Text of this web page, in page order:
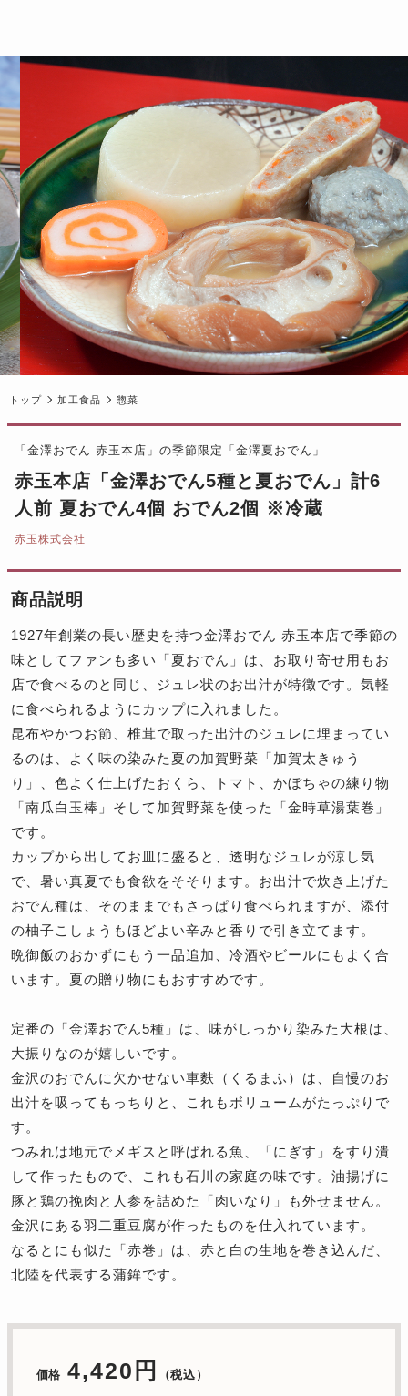
トップ 加工食品 惣菜
「金澤おでん 赤玉本店」の季節限定「金澤夏おでん」
赤玉本店「金澤おでん5種と夏おでん」計6
人前 夏おでん4個 おでん2個 ※冷蔵
赤玉株式会社
商品説明
1927年創業の長い歴史を持つ金澤おでん 赤玉本店で季節の
味としてファンも多い「夏おでん」は、お取り寄せ用もお
店で食べるのと同じ、ジュレ状のお出汁が特徴です。気軽
に食べられるようにカップに入れました。
昆布やかつお節、椎茸で取った出汁のジュレに埋まってい
るのは、よく味の染みた夏の加賀野菜「加賀太きゅう
り」、色よく仕上げたおくら、トマト、かぼちゃの練り物
「南瓜白玉棒」そして加賀野菜を使った「金時草湯葉巻」
です。
カップから出してお皿に盛ると、透明なジュレが涼し気
で、暑い真夏でも食欲をそそります。お出汁で炊き上げた
おでん種は、そのままでもさっぱり食べられますが、添付
の柚子こしょうもほどよい辛みと香りで引き立てます。
晩御飯のおかずにもう一品追加、冷酒やビールにもよく合
います。夏の贈り物にもおすすめです。
定番の「金澤おでん5種」は、味がしっかり染みた大根は、
大振りなのが嬉しいです。
金沢のおでんに欠かせない車麩（くるまふ）は、自慢のお
出汁を吸ってもっちりと、これもボリュームがたっぷりで
す。
つみれは地元でメギスと呼ばれる魚、「にぎす」をすり潰
して作ったもので、これも石川の家庭の味です。油揚げに
豚と鶏の挽肉と人参を詰めた「肉いなり」も外せません。
金沢にある羽二重豆腐が作ったものを仕入れています。
なるとにも似た「赤巻」は、赤と白の生地を巻き込んだ、
北陸を代表する蒲鉾です。
価格 4,420円 （税込）